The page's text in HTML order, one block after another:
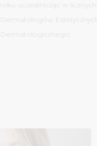
roku uczestnicząc w
Dermatologów
Dermatologicznego.